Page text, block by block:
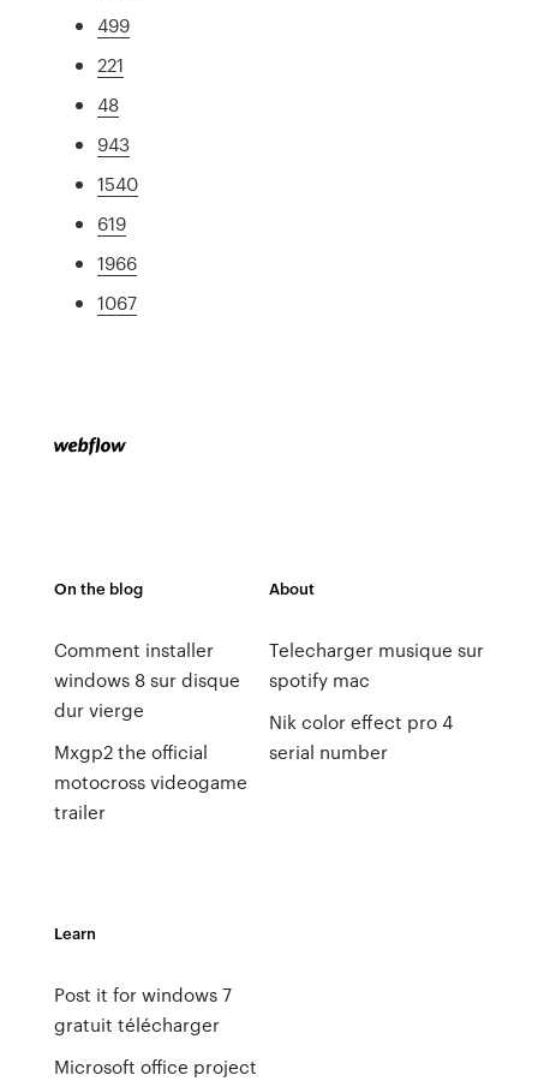
499
221
48
943
1540
619
1966
1067
On the blog
Comment installer
windows 8 sur disque
dur vierge
Mxgp2 the official
motocross videogame
trailer
About
Telecharger musique sur
spotify mac
Nik color effect pro 4
serial number
Learn
Post it for windows 7
gratuit télécharger
Microsoft office project